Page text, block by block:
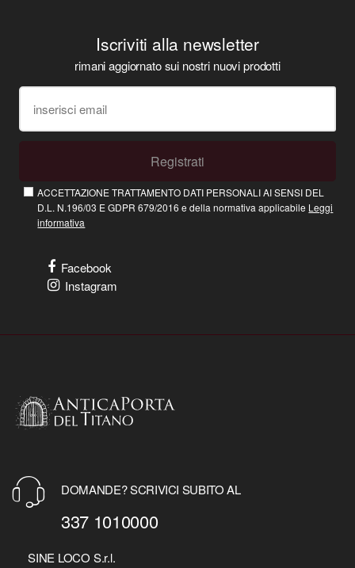
Iscriviti alla newsletter
rimani aggiornato sui nostri nuovi prodotti
Registrati
ACCETTAZIONE TRATTAMENTO DATI PERSONALI AI SENSI DEL
D.L. N.196/03 E GDPR 679/2016 e della normativa applicabile Leggi
informativa
Facebook
Instagram
DOMANDE? SCRIVICI SUBITO AL
337 1010000
SINE LOCO S.r.l.